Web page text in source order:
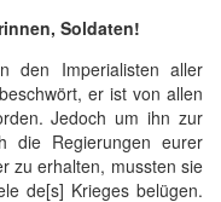
Soldaten!
den Imperialisten aller
er ist von allen
Jedoch um ihn zur
die Regierungen eurer
zu erhalten, mussten sie
de[s] Krieges belügen.